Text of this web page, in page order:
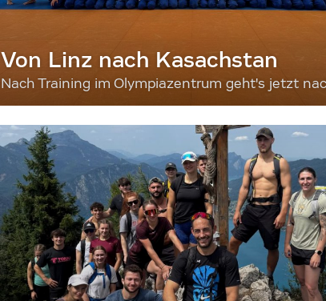
Von Linz nach Kasachstan
Nach Training im Olympiazentrum geht's jetzt